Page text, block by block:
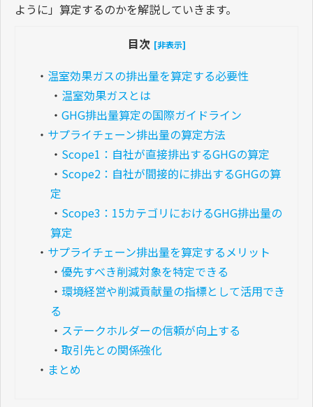
ように」算定するのかを解説していきます。
目次 [非表示]
・ 温室効果ガスの排出量を算定する必要性
・ 温室効果ガスとは
・ GHG排出量算定の国際ガイドライン
・ サプライチェーン排出量の算定方法
・ Scope1：自社が直接排出するGHGの算定
・ Scope2：自社が間接的に排出するGHGの算
定
・ Scope3：15カテゴリにおけるGHG排出量の
算定
・ サプライチェーン排出量を算定するメリット
・ 優先すべき削減対象を特定できる
・ 環境経営や削減貢献量の指標として活用でき
る
・ ステークホルダーの信頼が向上する
・ 取引先との関係強化
・ まとめ